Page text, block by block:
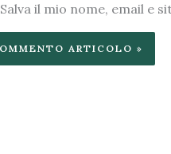
Salva il mio nome, email e